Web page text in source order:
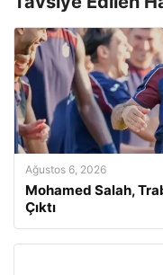
Ağustos 6, 2026
Mohamed Salah,
Çıktı